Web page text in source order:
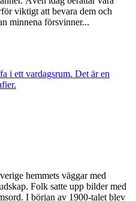
viktigt att bevara dem och
minnena försvinner...
hemmets väggar med
Folk satte upp bilder med
I början av 1900-talet blev